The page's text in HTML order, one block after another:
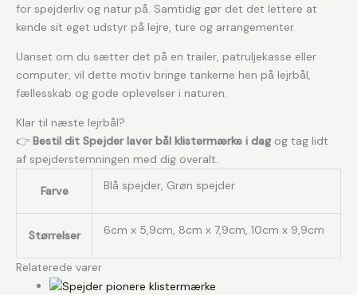
for spejderliv og natur på. Samtidig gør det det lettere at
kende sit eget udstyr på lejre, ture og arrangementer.
Uanset om du sætter det på en trailer, patruljekasse eller
computer, vil dette motiv bringe tankerne hen på lejrbål,
fællesskab og gode oplevelser i naturen.
Klar til næste lejrbål?
👉 Bestil dit Spejder laver bål klistermærke i dagog tag lidt
af spejderstemningen med dig overalt.
Farve Blå spejder, Grøn spejder
Størrelser 6cm x 5,9cm, 8cm x 7,9cm, 10cm x 9,9cm
Relaterede varer